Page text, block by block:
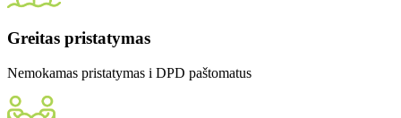
Greitas pristatymas
Nemokamas pristatymas i DPD paštomatus